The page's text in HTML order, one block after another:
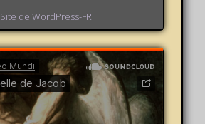
Site de WordPress-FR